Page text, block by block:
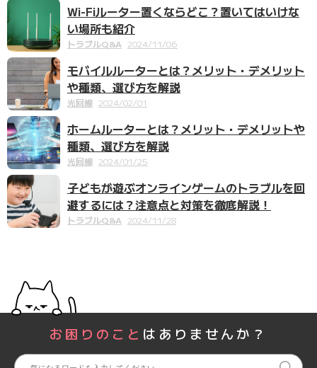
Wi-Fiルーター置くならどこ？置いてはいけな
い場所も紹介
トラブルQ&A 2024/11/06
モバイルルーターとは？メリット・デメリット
や種類、選び方を解説
光回線 2024/02/01
ホームルーターとは？メリット・デメリットや
種類、選び方を解説
光回線 2024/01/25
子どもが遊ぶオンラインゲームのトラブルを回
避するには？注意点と対策を徹底解説！
トラブルQ&A 2024/11/28
お困りのこと はありませんか？